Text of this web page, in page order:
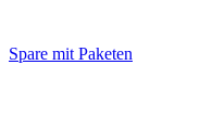
Spare mit Paketen